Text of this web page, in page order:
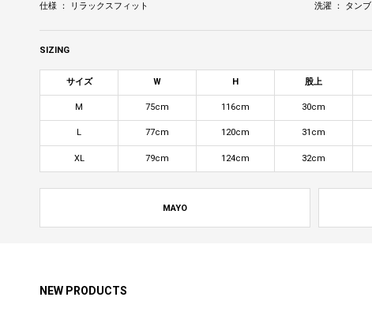
仕様 ： リラックスフィット
洗濯 ： タン
SIZING
サイズ W H 股上
M 75cm 116cm 30cm
L 77cm 120cm 31cm
XL 79cm 124cm 32cm
MAYO
NEW PRODUCTS